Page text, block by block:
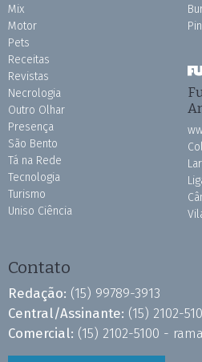
Mix
Motor
Pets
Receitas
Revistas
Necrologia
Outro Olhar
Presença
São Bento
Tá na Rede
Tecnologia
Turismo
Uniso Ciência
Contato
Redação: (15) 99789-3913
Central/Assinante: (15) 2102-
Comercial: (15) 2102-5100 -